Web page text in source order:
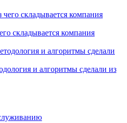
складывается компания
и алгоритмы сделали из